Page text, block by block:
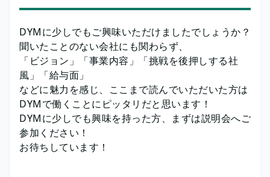
DYMに少しでもご興味いただけましたでしょうか？
聞いたことのない会社にも関わらず、
「ビジョン」「事業内容」「挑戦を後押しする社
風」「給与面」
などに魅力を感じ、ここまで読んでいただいた方は
DYMで働くことにピッタリだと思います！
DYMに少しでも興味を持った方、まずは説明会へご
参加ください！
お待ちしています！